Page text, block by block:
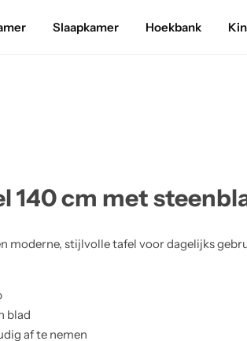
Slaapkamer Hoekbank
140 cm met
moderne, stijlvolle tafel voor dagelijks
blad
af te nemen